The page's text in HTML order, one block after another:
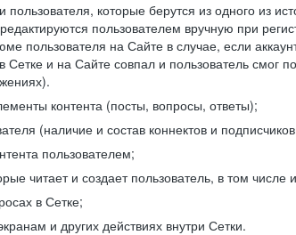
которые берутся из одного из
пользователем вручную при
пользователя на Сайте в случае, если
и на Сайте совпал и пользователь смог
контента (посты, вопросы, ответы);
(наличие и состав коннектов и
пользователем;
читает и создает пользователь, в том числе
в Сетке;
и других действиях внутри Сетки.